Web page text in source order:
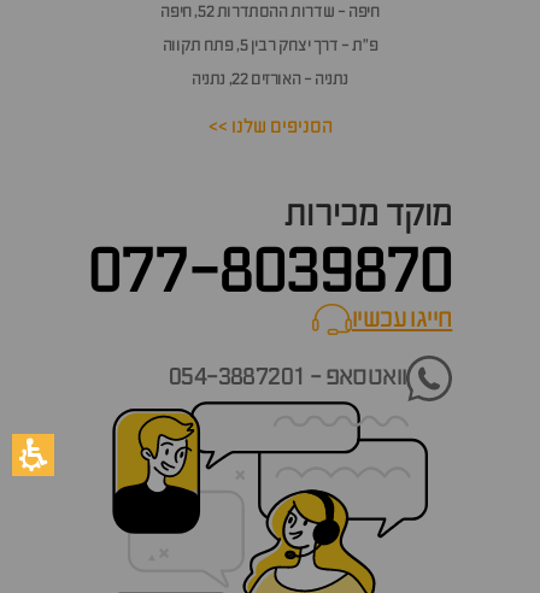
חיפה - שדרות ההסתדרות 52, חיפה
פ״ת - דרך יצחק רבין 5, פתח תקווה
נתניה - האורזים 22, נתניה
הסניפים שלנו >>
מוקד מכירות
077-8039870
חייגו עכשיוcall now
וואטסאפ - 054-3887201